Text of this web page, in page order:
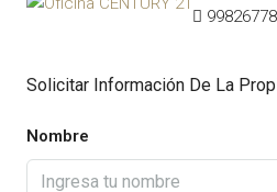
Solicitar Información De La
Nombre